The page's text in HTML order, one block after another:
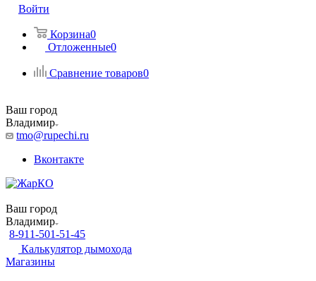
Войти
Корзина0
Отложенные0
Сравнение товаров0
Ваш город
Владимир
tmo@rupechi.ru
Вконтакте
Ваш город
Владимир
8-911-501-51-45
Калькулятор дымохода
Магазины